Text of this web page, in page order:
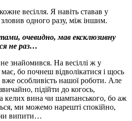
весілля. Я навіть ставав у
зловив одного разу, між іншим.
очевидно, мав ексклюзивну
не раз…
знайомився. На весіллі ж у
бо почнеш відволікатися і щось
особливість нашої роботи. Але
підійти до когось,
келих вина чи шампанського, бо аж
ми можемо нарешті спокійно,
випити…